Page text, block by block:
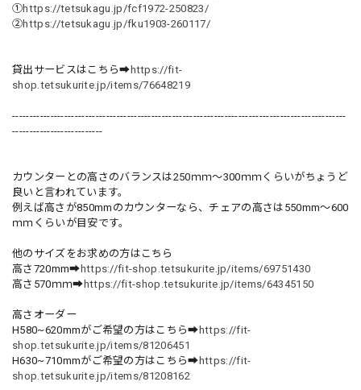
①https://tetsukagu.jp/fcf1972-250823/
②https://tetsukagu.jp/fku1903-260117/
貸出サービスはこちら➡https://fit-
shop.tetsukurite.jp/items/76648219
------------------------------------------------------------------------------------------------
--------------------------
カウンターとの高さのバランスは250ｍｍ～300ｍｍくらいがちょうど
良いと言われています。
例えば高さが850mmのカウンターなら、チェアの高さは550mm～600
ｍｍくらいが目安です。
他のサイズをお求めの方はこちら
高さ720mm➡https://fit-shop.tetsukurite.jp/items/69751430
高さ570ｍｍ➡https://fit-shop.tetsukurite.jp/items/64345150
高さオーダー
H580~620mmがご希望の方はこちら➡https://fit-
shop.tetsukurite.jp/items/81206451
H630~710mmがご希望の方はこちら➡https://fit-
shop.tetsukurite.jp/items/81208162